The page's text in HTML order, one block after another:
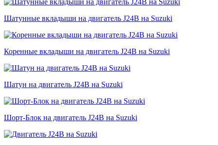
Шатунные вкладыши на двигатель J24B на Suzuki
Коренные вкладыши на двигатель J24B на Suzuki
Шатун на двигатель J24B на Suzuki
Шорт-Блок на двигатель J24B на Suzuki